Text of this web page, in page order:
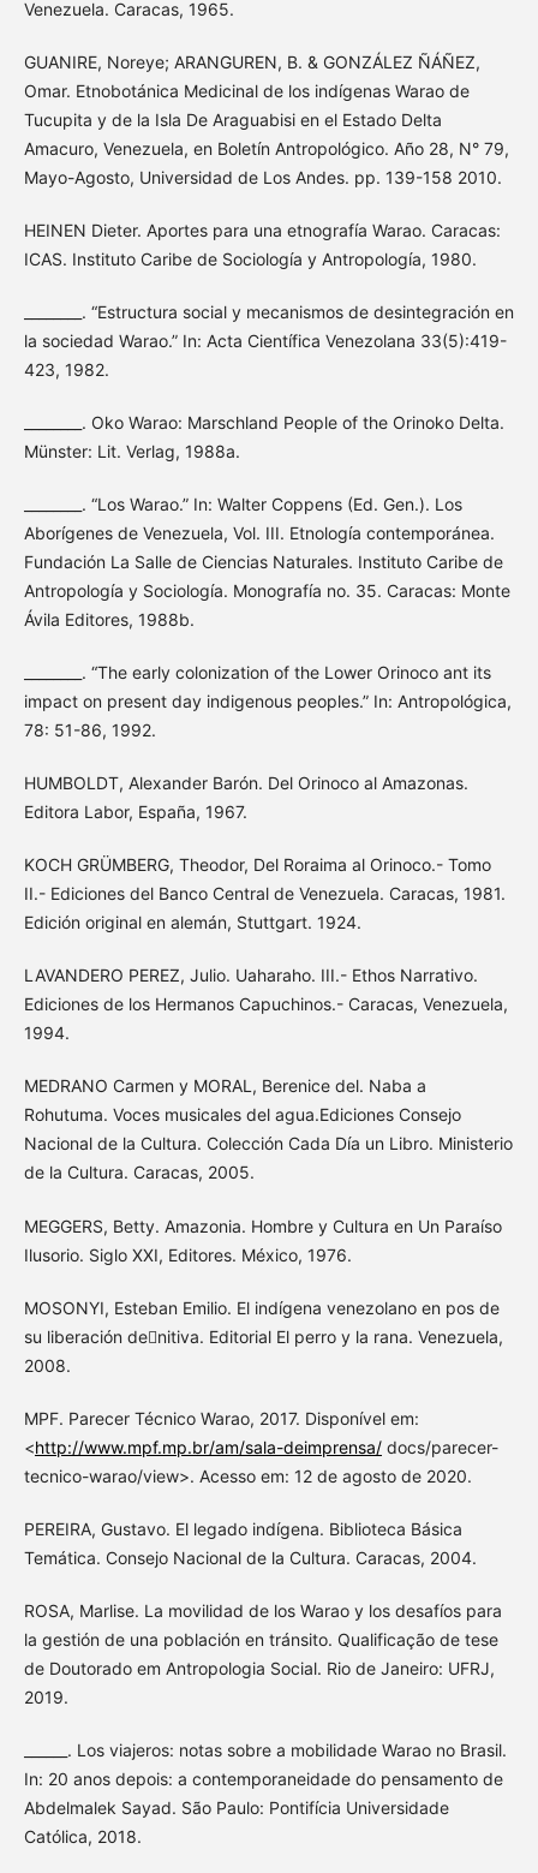
Venezuela. Caracas, 1965.
GUANIRE, Noreye; ARANGUREN, B. & GONZÁLEZ ÑÁÑEZ,
Omar. Etnobotánica Medicinal de los indígenas Warao de
Tucupita y de la Isla De Araguabisi en el Estado Delta
Amacuro, Venezuela, en Boletín Antropológico. Año 28, N° 79,
Mayo-Agosto, Universidad de Los Andes. pp. 139-158 2010.
HEINEN Dieter. Aportes para una etnografía Warao. Caracas:
ICAS. Instituto Caribe de Sociología y Antropología, 1980.
________. “Estructura social y mecanismos de desintegración en
la sociedad Warao.” In: Acta Científica Venezolana 33(5):419-
423, 1982.
________. Oko Warao: Marschland People of the Orinoko Delta.
Münster: Lit. Verlag, 1988a.
________. “Los Warao.” In: Walter Coppens (Ed. Gen.). Los
Aborígenes de Venezuela, Vol. III. Etnología contemporánea.
Fundación La Salle de Ciencias Naturales. Instituto Caribe de
Antropología y Sociología. Monografía no. 35. Caracas: Monte
Ávila Editores, 1988b.
________. “The early colonization of the Lower Orinoco ant its
impact on present day indigenous peoples.” In: Antropológica,
78: 51-86, 1992.
HUMBOLDT, Alexander Barón. Del Orinoco al Amazonas.
Editora Labor, España, 1967.
KOCH GRÜMBERG, Theodor, Del Roraima al Orinoco.- Tomo
II.- Ediciones del Banco Central de Venezuela. Caracas, 1981.
Edición original en alemán, Stuttgart. 1924.
LAVANDERO PEREZ, Julio. Uaharaho. III.- Ethos Narrativo.
Ediciones de los Hermanos Capuchinos.- Caracas, Venezuela,
1994.
MEDRANO Carmen y MORAL, Berenice del. Naba a
Rohutuma. Voces musicales del agua.Ediciones Consejo
Nacional de la Cultura. Colección Cada Día un Libro. Ministerio
de la Cultura. Caracas, 2005.
MEGGERS, Betty. Amazonia. Hombre y Cultura en Un Paraíso
Ilusorio. Siglo XXI, Editores. México, 1976.
MOSONYI, Esteban Emilio. El indígena venezolano en pos de
su liberación denitiva. Editorial El perro y la rana. Venezuela,
2008.
MPF. Parecer Técnico Warao, 2017. Disponível em:
<http://www.mpf.mp.br/am/sala-deimprensa/docs/parecer-
tecnico-warao/view>. Acesso em: 12 de agosto de 2020.
PEREIRA, Gustavo. El legado indígena. Biblioteca Básica
Temática. Consejo Nacional de la Cultura. Caracas, 2004.
ROSA, Marlise. La movilidad de los Warao y los desafíos para
la gestión de una población en tránsito. Qualificação de tese
de Doutorado em Antropologia Social. Rio de Janeiro: UFRJ,
2019.
______. Los viajeros: notas sobre a mobilidade Warao no Brasil.
In: 20 anos depois: a contemporaneidade do pensamento de
Abdelmalek Sayad. São Paulo: Pontifícia Universidade
Católica, 2018.